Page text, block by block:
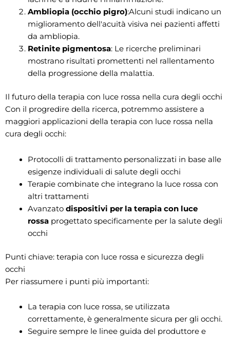
Ambliopia (occhio pigro):Alcuni studi indicano un
miglioramento dell'acuità visiva nei pazienti affetti
da ambliopia.
Retinite pigmentosa: Le ricerche preliminari
mostrano risultati promettenti nel rallentamento
della progressione della malattia.
Il futuro della terapia con luce rossa nella cura degli occhi
Con il progredire della ricerca, potremmo assistere a
maggiori applicazioni della terapia con luce rossa nella
cura degli occhi:
Protocolli di trattamento personalizzati in base alle
esigenze individuali di salute degli occhi
Terapie combinate che integrano la luce rossa con
altri trattamenti
Avanzato dispositivi per la terapia con luce
rossaprogettato specificamente per la salute degli
occhi
Punti chiave: terapia con luce rossa e sicurezza degli
occhi
Per riassumere i punti più importanti:
La terapia con luce rossa, se utilizzata
correttamente, è generalmente sicura per gli occhi.
Seguire sempre le linee guida del produttore e